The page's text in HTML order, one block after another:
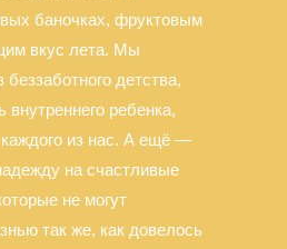
баночках, фруктовым
вкус лета. Мы
детства,
внутреннего ребенка,
из нас. А ещё —
на счастливые
не могут
так же, как довелось